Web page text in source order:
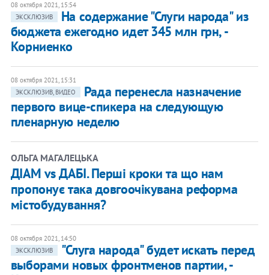
08 октября 2021, 15:54
ЭКСКЛЮЗИВ
На содержание "Слуги народа" из
бюджета ежегодно идет 345 млн грн, -
Корниенко
08 октября 2021, 15:31
ЭКСКЛЮЗИВ, ВИДЕО
Рада перенесла назначение
первого вице-спикера на следующую
пленарную неделю
ОЛЬГА МАГАЛЕЦЬКА
ДІАМ vs ДАБІ. Перші кроки та що нам
пропонує така довгоочікувана реформа
містобудування?
08 октября 2021, 14:50
ЭКСКЛЮЗИВ
"Слуга народа" будет искать перед
выборами новых фронтменов партии, -